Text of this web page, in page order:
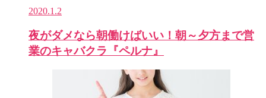
2020.1.2
夜がダメなら朝働けばいい！朝～夕方まで営
業のキャバクラ『ペルナ』